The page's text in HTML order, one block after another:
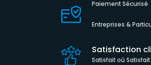
Paiement Sécurisé
Entreprises &
Satisfaction
Satisfait où Satisfait